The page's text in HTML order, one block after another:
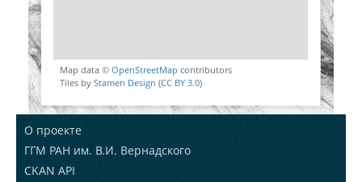
Map data © OpenStreetMap contributors
Tiles by Stamen Design (CC BY 3.0)
О проекте
ГГМ РАН им. В.И. Вернадского
CKAN API